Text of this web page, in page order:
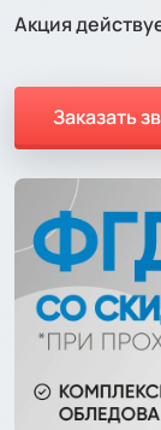
Акция
Заказать